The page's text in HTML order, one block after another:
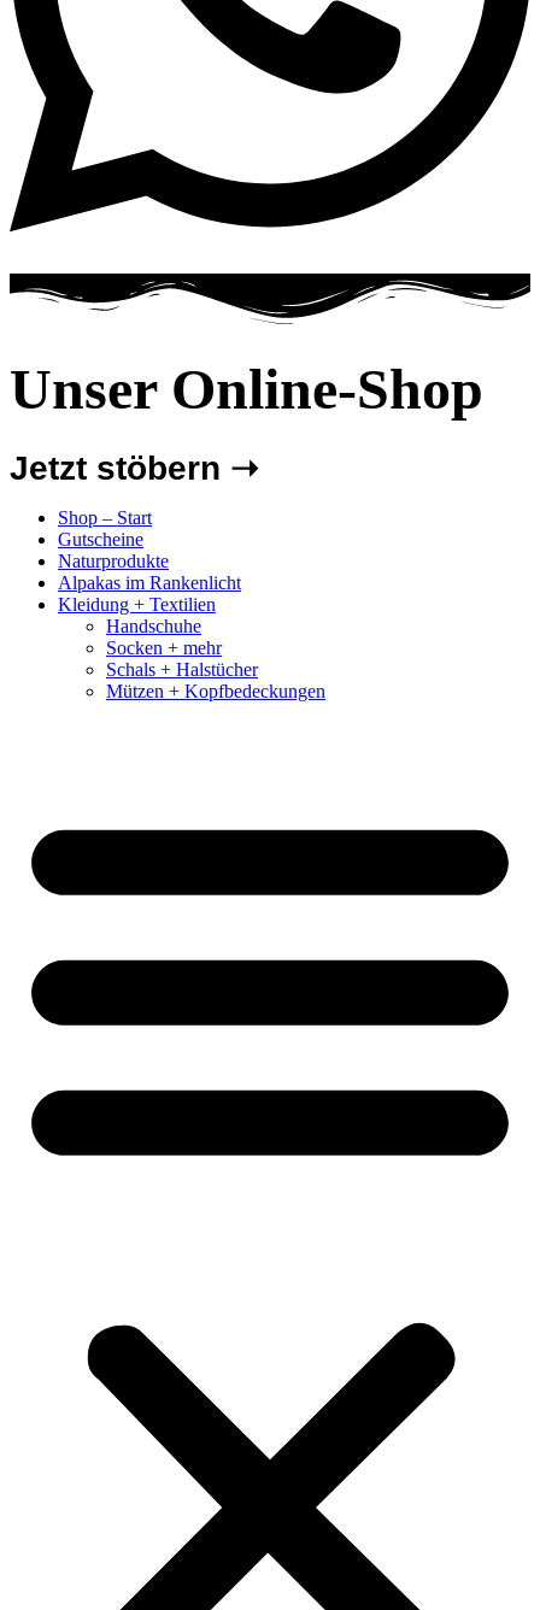
Unser Online-Shop
Jetzt stöbern ➝
Shop – Start
Gutscheine
Naturprodukte
Alpakas im Rankenlicht
Kleidung + Textilien
Handschuhe
Socken + mehr
Schals + Halstücher
Mützen + Kopfbedeckungen